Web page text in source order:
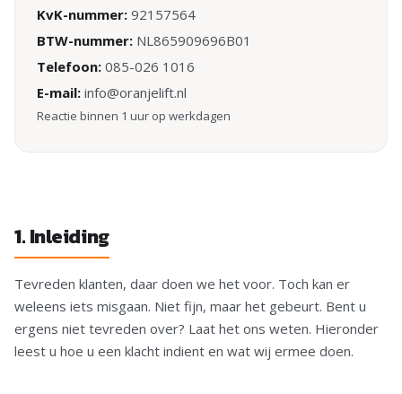
KvK-nummer: 92157564
BTW-nummer: NL865909696B01
Telefoon: 085-026 1016
E-mail: info@oranjelift.nl
Reactie binnen 1 uur op werkdagen
1. Inleiding
Tevreden klanten, daar doen we het voor. Toch kan er
weleens iets misgaan. Niet fijn, maar het gebeurt. Bent u
ergens niet tevreden over? Laat het ons weten. Hieronder
leest u hoe u een klacht indient en wat wij ermee doen.